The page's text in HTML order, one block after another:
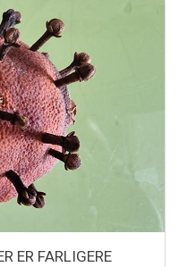
ER FARLIGERE